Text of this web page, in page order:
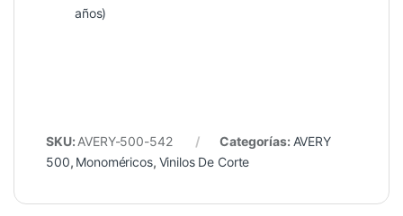
años)
SKU: AVERY-500-542 Categorías: AVERY
500, Monoméricos, Vinilos De Corte